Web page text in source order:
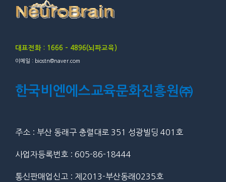
대표전화 : 1666 – 4896(뇌파교육)
이메일 : biostn@naver.com
한국비엔에스교육문화진흥원㈜
주소 : 부산 동래구 충렬대로 351 성광빌딩 401호
사업자등록번호 : 605-86-18444
통신판매업신고 : 제2013-부산동래0235호